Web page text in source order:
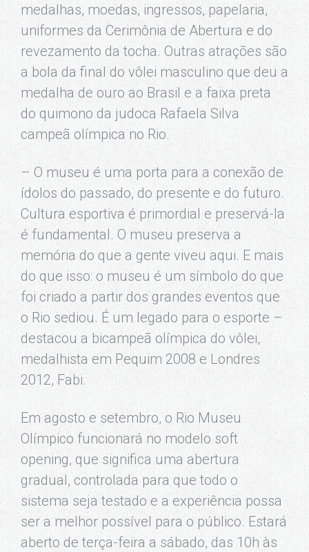
medalhas, moedas, ingressos, papelaria,
uniformes da Cerimônia de Abertura e do
revezamento da tocha. Outras atrações são
a bola da final do vôlei masculino que deu a
medalha de ouro ao Brasil e a faixa preta
do quimono da judoca Rafaela Silva
campeã olímpica no Rio.
– O museu é uma porta para a conexão de
ídolos do passado, do presente e do futuro.
Cultura esportiva é primordial e preservá-la
é fundamental. O museu preserva a
memória do que a gente viveu aqui. E mais
do que isso: o museu é um símbolo do que
foi criado a partir dos grandes eventos que
o Rio sediou. É um legado para o esporte –
destacou a bicampeã olímpica do vôlei,
medalhista em Pequim 2008 e Londres
2012, Fabi.
Em agosto e setembro, o Rio Museu
Olímpico funcionará no modelo soft
opening, que significa uma abertura
gradual, controlada para que todo o
sistema seja testado e a experiência possa
ser a melhor possível para o público. Estará
aberto de terça-feira a sábado, das 10h às